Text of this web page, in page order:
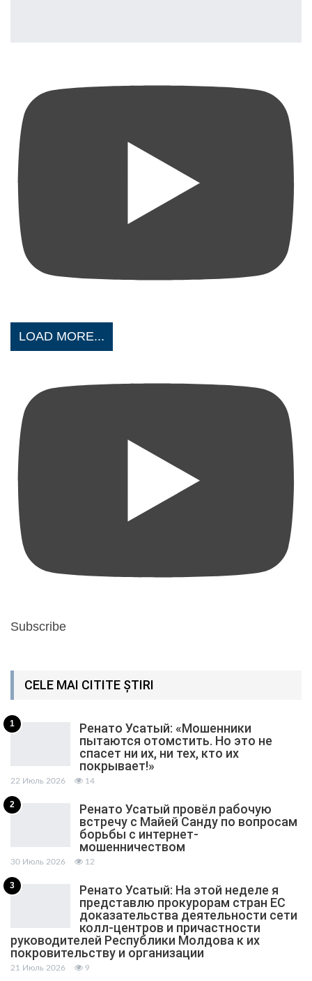
LOAD MORE...
Subscribe
CELE MAI CITITE ȘTIRI
1
Ренато Усатый: «Мошенники
пытаются отомстить. Но это не
спасет ни их, ни тех, кто их
покрывает!»
22 Июль 2026 14
2
Ренато Усатый провёл рабочую
встречу с Майей Санду по вопросам
борьбы с интернет-
мошенничеством
30 Июль 2026 12
3
Ренато Усатый: На этой неделе я
представлю прокурорам стран ЕС
доказательства деятельности сети
колл-центров и причастности
руководителей Республики Молдова к их
покровительству и организации
21 Июль 2026 9